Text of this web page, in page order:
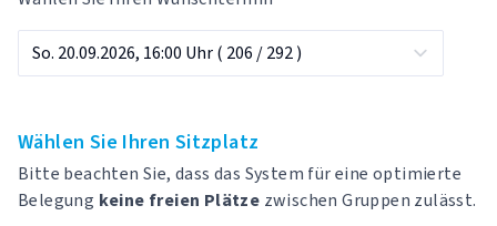
Wählen Sie Ihren Sitzplatz
Bitte beachten Sie, dass das System für eine optimierte
Belegung keine freien Plätze zwischen Gruppen zulässt.